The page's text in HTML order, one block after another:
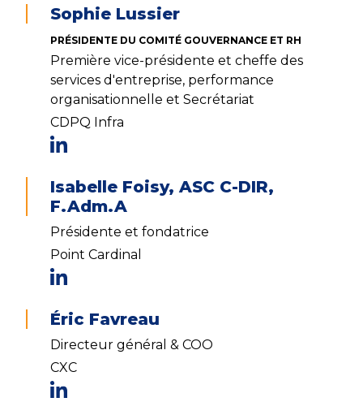
Sophie Lussier
PRÉSIDENTE DU COMITÉ GOUVERNANCE ET RH
Première vice-présidente et cheffe des
services d'entreprise, performance
organisationnelle et Secrétariat
CDPQ Infra
Isabelle Foisy, ASC C-DIR,
F.Adm.A
Présidente et fondatrice
Point Cardinal
Éric Favreau
Directeur général & COO
CXC